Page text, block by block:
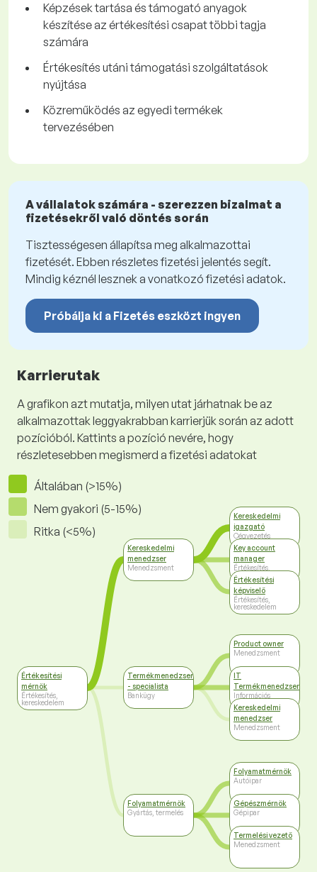
Képzések tartása és támogató anyagok
készítése az értékesítési csapat többi tagja
számára
Értékesítés utáni támogatási szolgáltatások
nyújtása
Közreműködés az egyedi termékek
tervezésében
A vállalatok számára - szerezzen bizalmat a
fizetésekről való döntés során
Tisztességesen állapítsa meg alkalmazottai
fizetését. Ebben részletes fizetési jelentés segít.
Mindig kéznél lesznek a vonatkozó fizetési adatok.
Próbálja ki a Fizetés eszközt ingyen
Karrierutak
A grafikon azt mutatja, milyen utat járhatnak be az
alkalmazottak leggyakrabban karrierjük során az adott
pozícióból. Kattints a pozíció nevére, hogy
részletesebben megismerd a fizetési adatokat
Általában (>15%)
Nem gyakori (5-15%)
Ritka (<5%)
Értékesítési
mérnök
Értékesítés,
kereskedelem
Kereskedelmi
menedzser
Menedzsment
Termékmenedzser
- specialista
Bankügy
Folyamatmérnök
Gyártás, termelés
Kereskedelmi
igazgató
Cégvezetés
Key account
manager
Értékesítés,
kereskedelem
Értékesítési
képviselő
Értékesítés,
kereskedelem
Product owner
Menedzsment
IT
Termékmenedzser
Információs
technológiák
Kereskedelmi
menedzser
Menedzsment
Folyamatmérnök
Autóipar
Gépészmérnök
Gépipar
Termelési vezető
Menedzsment